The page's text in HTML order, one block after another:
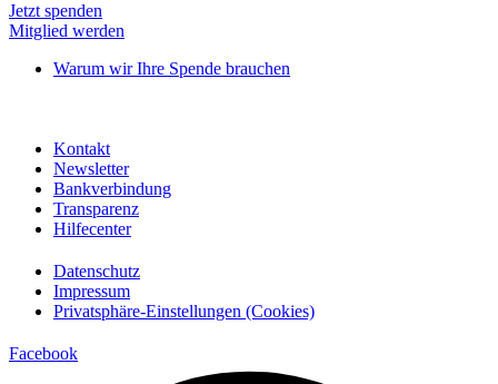
Jetzt spenden
Mitglied werden
Warum wir Ihre Spende brauchen
Kontakt
Newsletter
Bankverbindung
Transparenz
Hilfecenter
Datenschutz
Impressum
Privatsphäre-Einstellungen (Cookies)
Facebook